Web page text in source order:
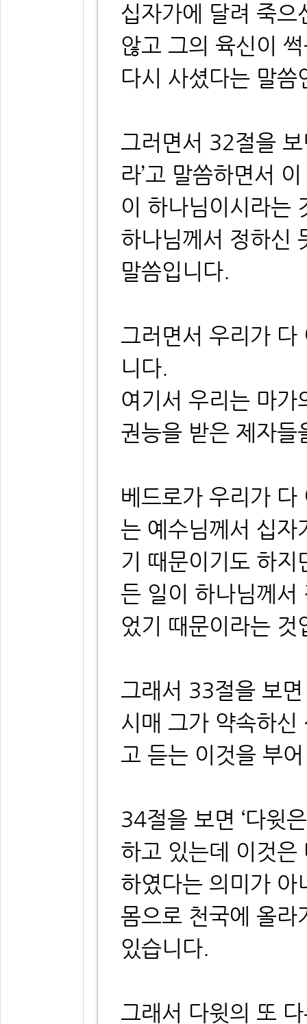
십자가에 달려 죽으
않고 그의 육신이
다시 사셨다는 말씀
그러면서 32절을
라’고 말씀하면서
이 하나님이시라는
하나님께서 정하신
말씀입니다.
그러면서 우리가 다
니다.
여기서 우리는 마가
권능을 받은 제자들
베드로가 우리가
는 예수님께서 십자
기 때문이기도 하
든 일이 하나님께서
었기 때문이라는 것
그래서 33절을 보
시매 그가 약속하
고 듣는 이것을 부
34절을 보면 ‘다윗
하고 있는데 이것은
하였다는 의미가 아
몸으로 천국에 올라
있습니다.
그래서 다윗의 또